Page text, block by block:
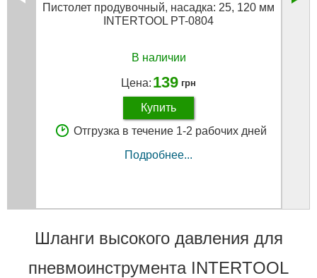
Пистолет продувочный, насадка: 25, 120 мм
INTERTOOL PT-0804
В наличии
Цена: 139 грн
Купить
Отгрузка в течение 1-2 рабочих дней
Подробнее...
Шланги высокого давления для
пневмоинструмента INTERTOOL